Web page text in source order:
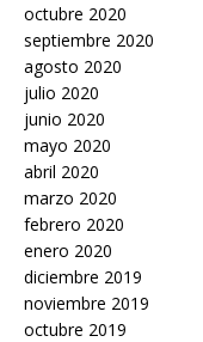
octubre 2020
septiembre 2020
agosto 2020
julio 2020
junio 2020
mayo 2020
abril 2020
marzo 2020
febrero 2020
enero 2020
diciembre 2019
noviembre 2019
octubre 2019